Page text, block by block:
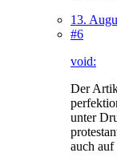
13.
#6
void:
Der
unter
auch